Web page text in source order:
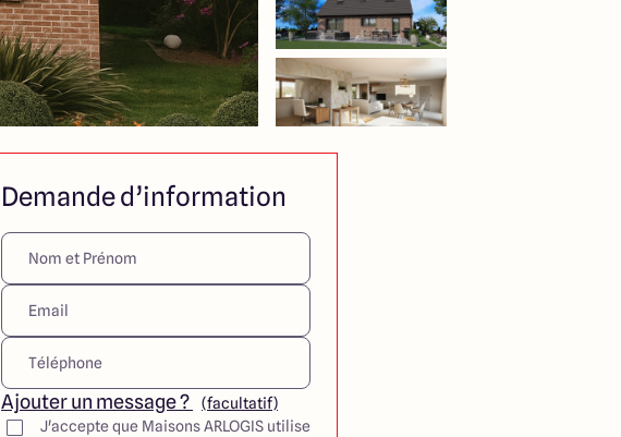
Demande d’information
Ajouter un message ?
(facultatif)
J'accepte que Maisons ARLOGIS utilise